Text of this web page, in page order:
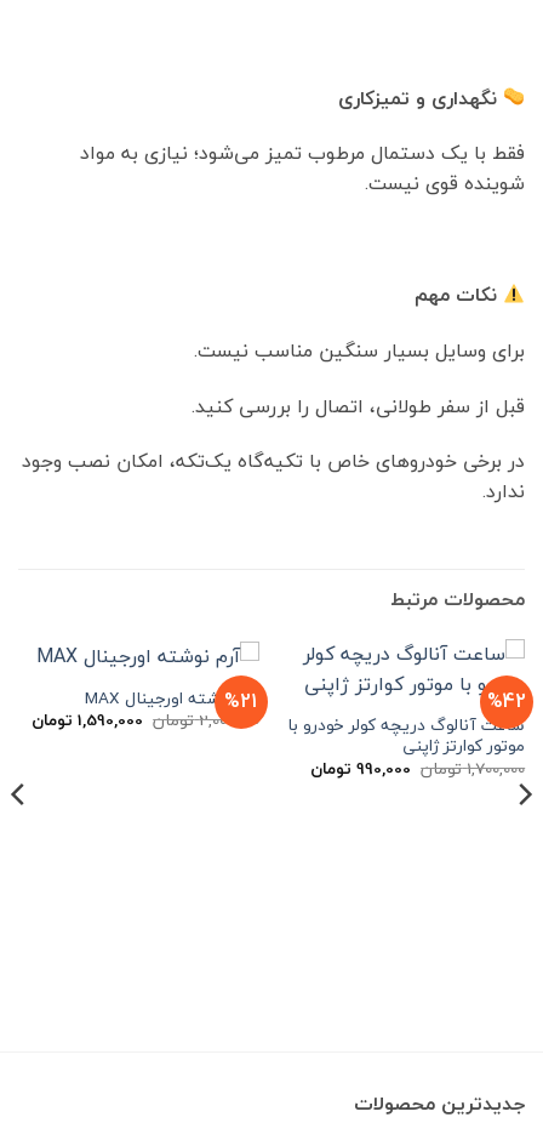
نگهداری و تمیزکاری
فقط با یک دستمال مرطوب تمیز می‌شود؛ نیازی به مواد
شوینده قوی نیست.
نکات مهم
برای وسایل بسیار سنگین مناسب نیست.
قبل از سفر طولانی، اتصال را بررسی کنید.
در برخی خودروهای خاص با تکیه‌گاه یک‌تکه، امکان نصب وجود
ندارد.
محصولات مرتبط
%42
ساعت آنالوگ دریچه کولر خودرو با
موتور کوارتز ژاپنی
1,700,000تومان قیمت
اصلی
990,000 تومانقیمت
فعلی
%21
آرم نوشته اورجینال MAX
2,000,000تومان قیمت
اصلی
1,590,000 تومان
فعلی
جدیدترین محصولات